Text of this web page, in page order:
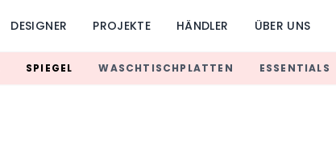
DESIGNER PROJEKTE HÄNDLER ÜBER UNS
SPIEGEL WASCHTISCHPLATTEN ESSENTIALS